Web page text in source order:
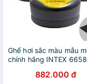
Ghế hơi sắc màu mẫu
chính hãng INTEX
hành 12 tháng882.000 đ